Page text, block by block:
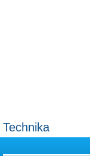
Technika